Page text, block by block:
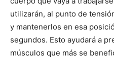
utilizarán, al punto de
y mantenerlos en esa
segundos. Esto ayudará a
músculos que más se